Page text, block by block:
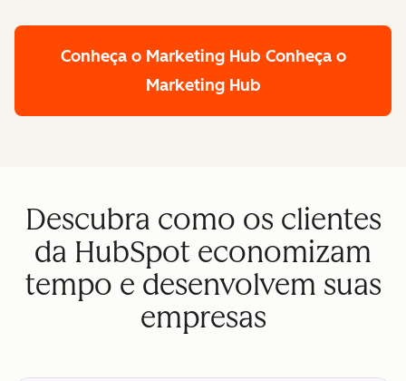
Conheça o Marketing Hub Conheça o
Marketing Hub
Descubra como os clientes
da HubSpot economizam
tempo e desenvolvem suas
empresas